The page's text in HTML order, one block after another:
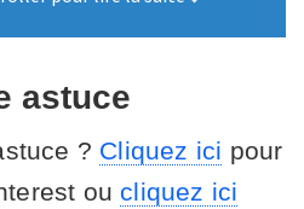
astuce
? Cliquez ici pour
ou cliquez ici